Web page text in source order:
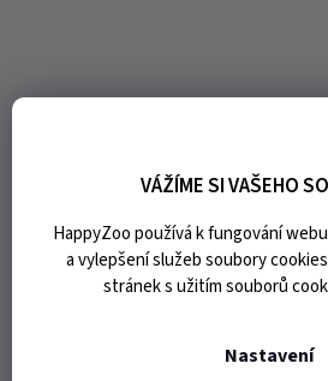
VÁŽÍME SI VAŠEHO
HappyZoo používá k fungování
a vylepšení služeb soubory
stránek s užitím souborů
Nastavení